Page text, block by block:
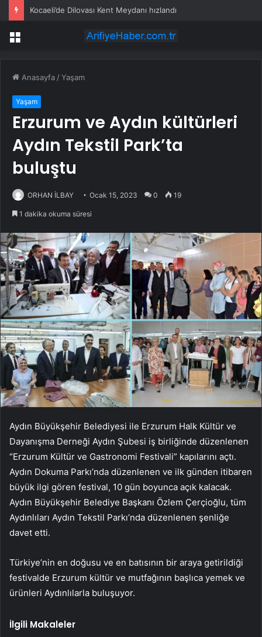
Kocaeli’de Dilovası Kent Meydanı hızlandı
Menü
Anasayfa /Yaşam
Yaşam
Erzurum ve Aydın kültürleri
Aydın Tekstil Park’ta
buluştu
ORHAN İLBAY Ocak 15, 2023 0 19
1 dakika okuma süresi
Aydın Büyükşehir Belediyesi ile Erzurum Halk Kültür ve
Dayanışma Derneği Aydın Şubesi iş birliğinde düzenlenen
“Erzurum Kültür ve Gastronomi Festivali” kapılarını açtı.
Aydın Dokuma Parkı’nda düzenlenen ve ilk günden itibaren
büyük ilgi gören festival, 10 gün boyunca açık kalacak.
Aydın Büyükşehir Belediye Başkanı Özlem Çerçioğlu, tüm
Aydınlıları Aydın Tekstil Parkı’nda düzenlenen şenliğe
davet etti.
Türkiye’nin en doğusu ve en batısının bir araya getirildiği
festivalde Erzurum kültür ve mutfağının başlıca yemek ve
ürünleri Aydınlılarla buluşuyor.
İlgili Makaleler